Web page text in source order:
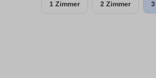
1 Zimmer 2 Zimmer